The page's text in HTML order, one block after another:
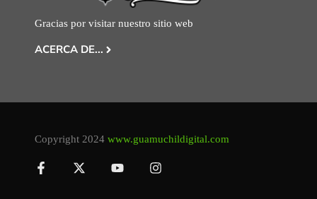
Gracias por visitar nuestro sitio web
ACERCA DE...
Copyright 2024 www.guamuchildigital.com